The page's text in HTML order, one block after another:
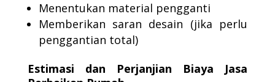
Menentukan material pengganti
Memberikan saran desain (jika perlu
penggantian total)
Estimasi dan Perjanjian Biaya Jasa